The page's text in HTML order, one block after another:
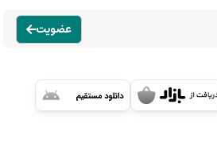
عضویت